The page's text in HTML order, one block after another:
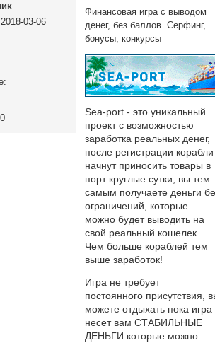
03-06
Финансовая игра с выводом
денег, без баллов. Серфинг,
бонусы, конкурсы
Sea-port - это уникальный
проект с возможностью
заработка реальных денег,
после регистрации корабли
начнут приносить товары в
порт круглые сутки, вы тем
самым получаете деньги
ограничений, которые
можно будет выводить на
свой реальный кошелек.
Чем больше кораблей тем
выше заработок!
Игра не требует
постоянного присутствия,
можете отдыхать пока игра
несет вам СТАБИЛЬНЫЕ
ДЕНЬГИ которые можно